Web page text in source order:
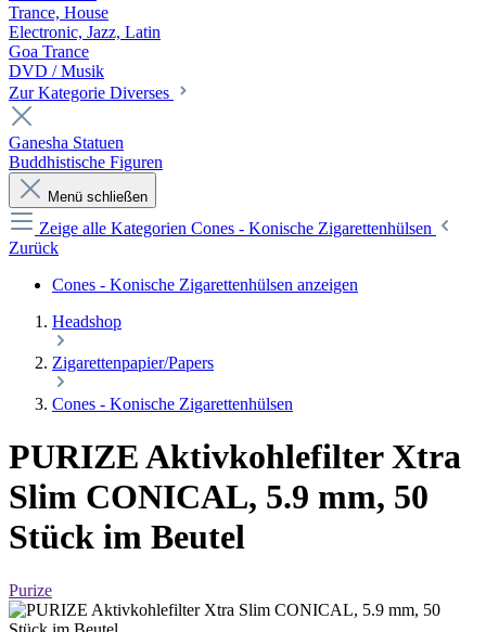
Trance, House
Electronic, Jazz, Latin
Goa Trance
DVD / Musik
Zur Kategorie Diverses
Ganesha Statuen
Buddhistische Figuren
Menü schließen
Zeige alle Kategorien Cones - Konische Zigarettenhülsen
Zurück
Cones - Konische Zigarettenhülsen anzeigen
Headshop
Zigarettenpapier/Papers
Cones - Konische Zigarettenhülsen
PURIZE Aktivkohlefilter Xtra
Slim CONICAL, 5.9 mm, 50
Stück im Beutel
Purize